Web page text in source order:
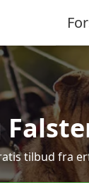
tilbud